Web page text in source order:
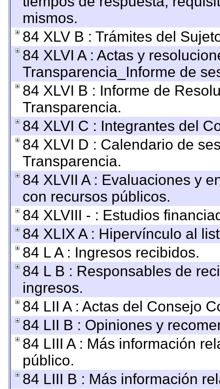
mismos.
84 XLV B : Trámites del
84 XLVI A : Actas y
Transparencia_Informe de
84 XLVI B : Informe de
Transparencia.
84 XLVI C : Integrantes del
84 XLVI D : Calendario de
Transparencia.
84 XLVII A : Evaluaciones y
con recursos públicos.
84 XLVIII - : Estudios
84 XLIX A : Hipervínculo al
84 L A : Ingresos recibidos.
84 L B : Responsables de
ingresos.
84 LII A : Actas del Consejo
84 LII B : Opiniones y
84 LIII A : Más información
público.
84 LIII B : Más información